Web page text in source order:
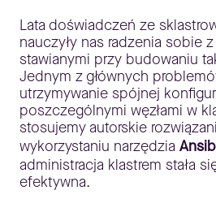
Lata doświadczeń ze
nauczyły nas radzenia sobie
stawianymi przy budowaniu
Jednym z głównych
utrzymywanie spójnej
poszczególnymi węzłami w
stosujemy autorskie
wykorzystaniu narzędzia
administracja klastrem stała
efektywna.